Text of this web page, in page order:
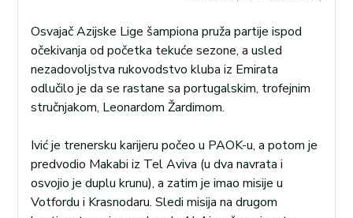
Osvajač Azijske Lige šampiona pruža partije ispod
očekivanja od početka tekuće sezone, a usled
nezadovoljstva rukovodstvo kluba iz Emirata
odlučilo je da se rastane sa portugalskim, trofejnim
stručnjakom, Leonardom Žardimom.
Ivić je trenersku karijeru počeo u PAOK-u, a potom je
predvodio Makabi iz Tel Aviva (u dva navrata i
osvojio je duplu krunu), a zatim je imao misije u
Votfordu i Krasnodaru. Sledi misija na drugom